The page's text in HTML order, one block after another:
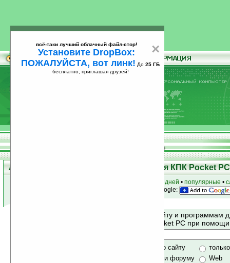
25
Лучшие и популярные программы для КПК Pocket PC
за 7 дней • популярные •
на Google:
Поиск по сайту и программам
Mobile и Pocket PC при
только по сайту
по сайту и форуму
Web
×
всё-таки лучший облачный файл-стор!
Установите DropBox:
ПОЖАЛУЙСТА, вот линк! До 25 ГБ
бесплатно, приглашая друзей!